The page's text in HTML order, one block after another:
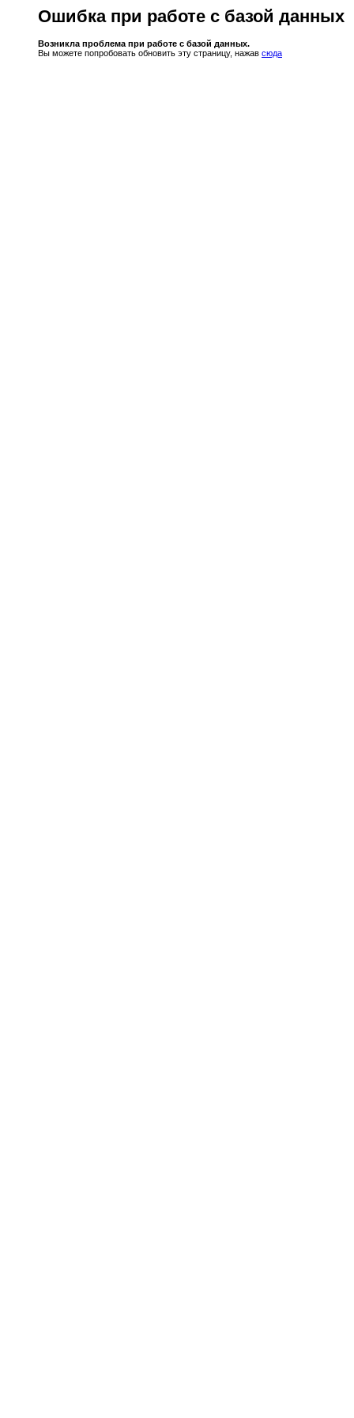
Ошибка при работе с базой данных
Возникла проблема при работе с базой данных.
Вы можете попробовать обновить эту страницу, нажав сюда